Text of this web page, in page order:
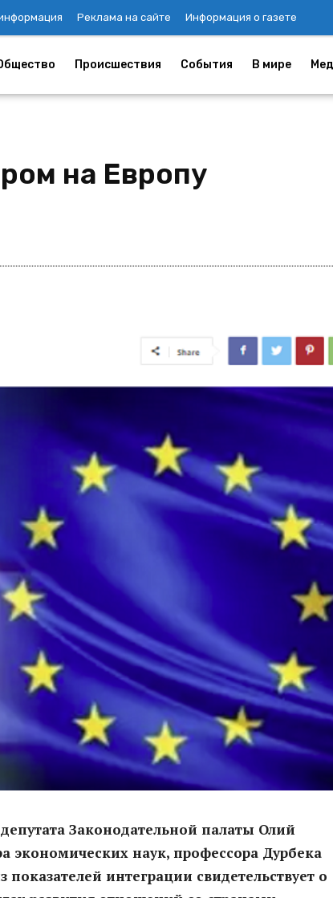
Реклама на сайте Информация о газете
Происшествия События В мире
на Европу
Законодательной палаты Олий
экономических наук, профессора Дурбека
интеграции свидетельствует о